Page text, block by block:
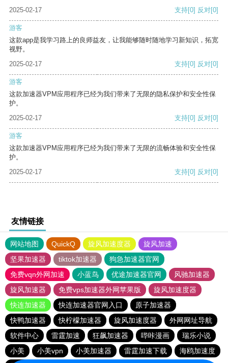
2025-02-17
支持[0] 反对[0]
游客
这款app是我学习路上的良师益友，让我能够随时随地学习新知识，拓宽
视野。
2025-02-17
支持[0] 反对[0]
游客
这款加速器VPM应用程序已经为我们带来了无限的隐私保护和安全性保
护。
2025-02-17
支持[0] 反对[0]
游客
这款加速器VPM应用程序已经为我们带来了无限的流畅体验和安全性保
护。
2025-02-17
支持[0] 反对[0]
友情链接
网站地图 QuickQ 旋风加速度器
旋风加速
坚果加速器
tiktok加速器
狗急加速器官网
免费vqn外网加速
小蓝鸟 优途加速器官网
风驰加速器
旋风加速器
免费vps加速器外网苹果版
旋风加速度器
快连加速器
快连加速器官网入口
原子加速器
快鸭加速器
快柠檬加速器 旋风加速度器
外网网址导航
软件中心
雷霆加速 狂飙加速器 哔咔漫画
瑞乐小说
小美
小美vpn 小美加速器 雷霆加速下载
海鸥加速度